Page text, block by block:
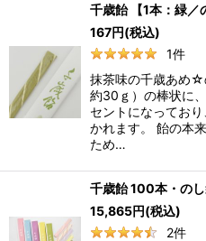
千歳飴 【1本：緑／
167円(税込)
1件
抹茶味の千歳あめ☆
約30ｇ）の棒状に
セントになってお
かれます。 飴の本
ため…
千歳飴 100本・の
15,865円(税込)
2件